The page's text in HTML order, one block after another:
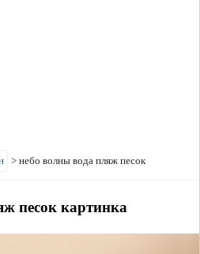
> небо волны вода пляж песок
песок картинка